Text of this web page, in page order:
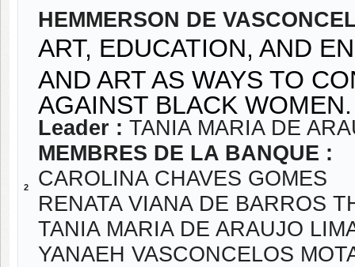
2
HEMMERSON DE
ART, EDUCATION, AND
AND ART AS WAYS TO
AGAINST BLACK WOMEN.
Leader : TANIA MARIA DE
MEMBRES DE LA BANQUE :
CAROLINA CHAVES GOMES
RENATA VIANA DE BARROS
TANIA MARIA DE ARAUJO
YANAEH VASCONCELOS